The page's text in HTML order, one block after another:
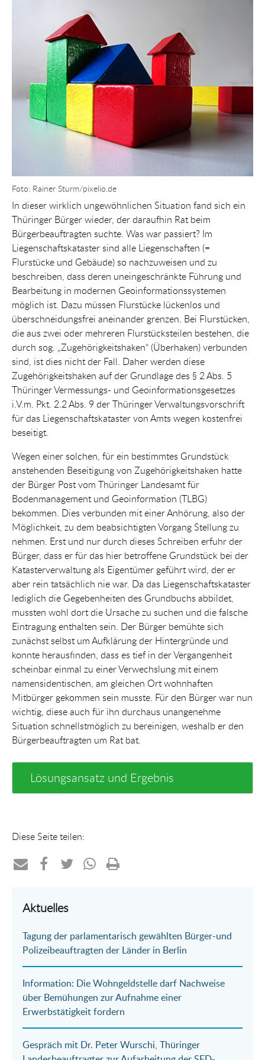
Foto: Rainer Sturm/pixelio.de
In dieser wirklich ungewöhnlichen Situation fand sich ein
Thüringer Bürger wieder, der daraufhin Rat beim
Bürgerbeauftragten suchte. Was war passiert? Im
Liegenschaftskataster sind alle Liegenschaften (=
Flurstücke und Gebäude) so nachzuweisen und zu
beschreiben, dass deren uneingeschränkte Führung und
Bearbeitung in modernen Geoinformationssystemen
möglich ist. Dazu müssen Flurstücke lückenlos und
überschneidungsfrei aneinander grenzen. Bei Flurstücken,
die aus zwei oder mehreren Flurstücksteilen bestehen, die
durch sog. „Zugehörigkeitshaken“ (Überhaken) verbunden
sind, ist dies nicht der Fall. Daher werden diese
Zugehörigkeitshaken auf der Grundlage des § 2 Abs. 5
Thüringer Vermessungs- und Geoinformationsgesetzes
i.V.m. Pkt. 2.2 Abs. 9 der Thüringer Verwaltungsvorschrift
für das Liegenschaftskataster von Amts wegen kostenfrei
beseitigt.
Wegen einer solchen, für ein bestimmtes Grundstück
anstehenden Beseitigung von Zugehörigkeitshaken hatte
der Bürger Post vom Thüringer Landesamt für
Bodenmanagement und Geoinformation (TLBG)
bekommen. Dies verbunden mit einer Anhörung, also der
Möglichkeit, zu dem beabsichtigten Vorgang Stellung zu
nehmen. Erst und nur durch dieses Schreiben erfuhr der
Bürger, dass er für das hier betroffene Grundstück bei der
Katasterverwaltung als Eigentümer geführt wird, der er
aber rein tatsächlich nie war. Da das Liegenschaftskataster
lediglich die Gegebenheiten des Grundbuchs abbildet,
mussten wohl dort die Ursache zu suchen und die falsche
Eintragung enthalten sein. Der Bürger bemühte sich
zunächst selbst um Aufklärung der Hintergründe und
konnte herausfinden, dass es tief in der Vergangenheit
scheinbar einmal zu einer Verwechslung mit einem
namensidentischen, am gleichen Ort wohnhaften
Mitbürger gekommen sein musste. Für den Bürger war nun
wichtig, diese auch für ihn durchaus unangenehme
Situation schnellstmöglich zu bereinigen, weshalb er den
Bürgerbeauftragten um Rat bat.
Lösungsansatz und Ergebnis
Diese Seite teilen:
per
Mail
auf
Aktuelles
Tagung der parlamentarisch gewählten Bürger-und
Polizeibeauftragten der Länder in Berlin
Information: Die Wohngeldstelle darf Nachweise
über Bemühungen zur Aufnahme einer
Erwerbstätigkeit fordern
Gespräch mit Dr. Peter Wurschi, Thüringer